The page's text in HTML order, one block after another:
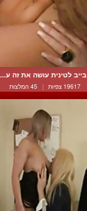
בייב לטינית עושה את זה ע...
19617 צפיות | 45 המלצות